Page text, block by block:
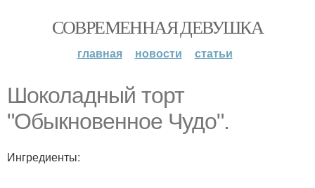
СОВРЕМЕННАЯ ДЕВУШКА
главная новости статьи
Шоколадный торт
"Обыкновенное Чудо".
Ингредиенты: